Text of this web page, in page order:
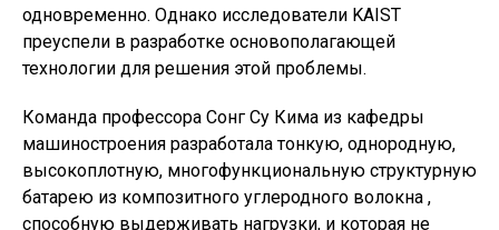
одновременно. Однако исследователи KAIST
преуспели в разработке основополагающей
технологии для решения этой проблемы.
Команда профессора Сонг Су Кима из кафедры
машиностроения разработала тонкую, однородную,
высокоплотную, многофункциональную структурную
батарею из композитного углеродного волокна ,
способную выдерживать нагрузки, и которая не